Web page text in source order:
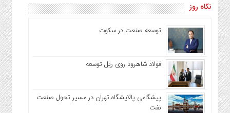
نگاه روز
توسعه صنعت در سکوت
فولاد شاهرود روی ریل توسعه
پیشگامی پالایشگاه تهران در مسیر تحول صنعت
نفت